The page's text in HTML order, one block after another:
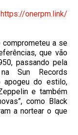
onerpm.link/
comprometeu a se
que vão
passando pela
Sun Records
apogeu do estilo,
e também
como Black
a nortear o que